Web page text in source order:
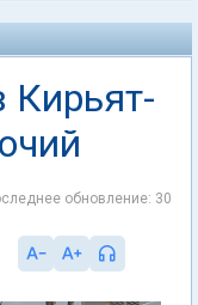
Кирьят-
обновление: 30